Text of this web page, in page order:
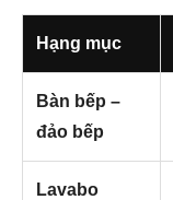
Hạng mục
Bàn bếp –
đảo bếp
Lavabo